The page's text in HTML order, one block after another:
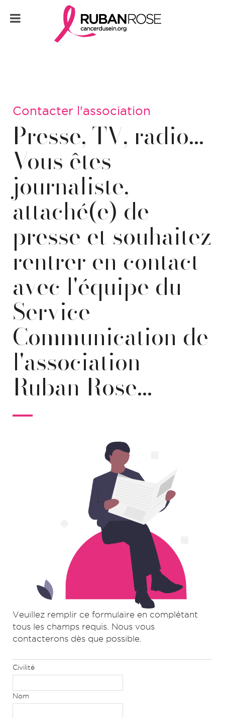
Contacter l'association
Presse, TV, radio...
Vous êtes
journaliste,
attaché(e) de
presse et souhaitez
rentrer en contact
avec l'équipe du
Service
Communication de
l'association
Ruban Rose...
Veuillez remplir ce formulaire en complétant
tous les champs requis. Nous vous
contacterons dès que possible.
Civilité
Nom